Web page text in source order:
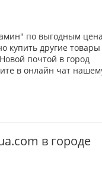
по выгодным
купить другие товары
почтой в город
в онлайн чат
в городе